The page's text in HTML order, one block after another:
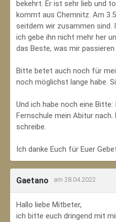
bekehrt. Er ist sehr lieb und
kommt aus Chemnitz. Am
seitdem wir zusammen sind.
ich gebe ihn nicht mehr her
das Beste, was mir
Bitte betet auch noch für
noch möglichst lange habe.
Und ich habe noch eine
Fernschule mein Abitur
schreibe.
Ich danke Euch für Euer
Gaetano am 28.04.2022
Hallo liebe Mitbeter,
ich bitte euch dringend mit